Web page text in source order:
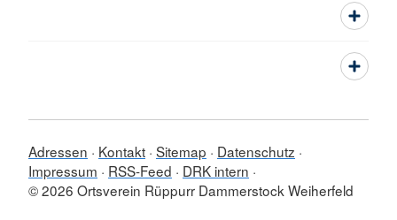
Adressen Kontakt Sitemap
Datenschutz
Impressum
RSS-Feed
DRK intern
© 2026 Ortsverein Rüppurr Dammerstock Weiherfeld